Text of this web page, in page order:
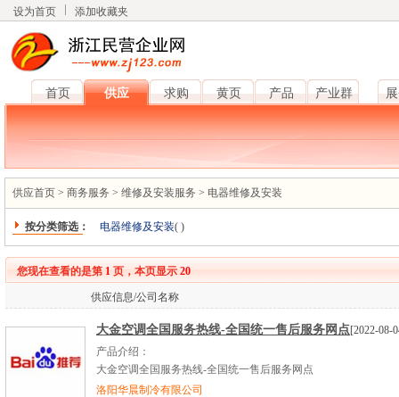
设为首页 添加收藏夹
首页 供应 求购 黄页 产品 产业群
供应首页 > 商务服务 > 维修及安装服务 > 电器维修及安装
按分类筛选： 电器维修及安装( )
您现在查看的是第 1 页，本页显示 20
供应信息/公司名称
大金空调全国服务热线-全国统一售后服务网点[2022-08-
产品介绍：
大金空调全国服务热线-全国统一售后服务网点
洛阳华晨制冷有限公司